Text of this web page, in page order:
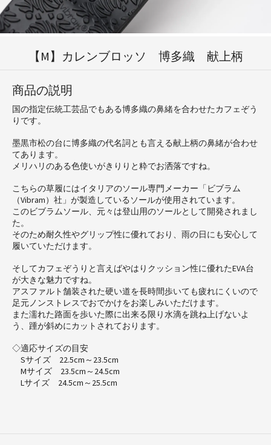
【M】カレンブロッソ 博多織 献上柄
商品の説明
国の指定伝統工芸品でもある博多織の鼻緒を合わせたカフェぞう
りです。
墨黒市松の台に博多織の代名詞とも言える献上柄の鼻緒が合わせ
てあります。
メリハリのある色使いがきりりと粋でお洒落ですね。
こちらの草履にはイタリアのソール専門メーカー「ビブラム
（Vibram）社」が製造しているソールが使用されています。
このビブラムソール、元々は登山用のソールとして開発されまし
た。
そのため耐久性やグリップ性に優れており、雨の日にも安心して
履いていただけます。
そしてカフェぞうりと言えばやはりクッション性に優れたEVA台
が大きな魅力ですね。
アスファルト舗装された硬い道を長時間歩いても疲れにくいので
足元ノンストレスでおでかけをお楽しみいただけます。
また濡れた路面を歩いた際に出来る限り水滴を跳ね上げないよ
う、踵が斜めにカットされております。
◇適応サイズの目安
Sサイズ 22.5cm～23.5cm
Mサイズ 23.5cm～24.5cm
Lサイズ 24.5cm～25.5cm